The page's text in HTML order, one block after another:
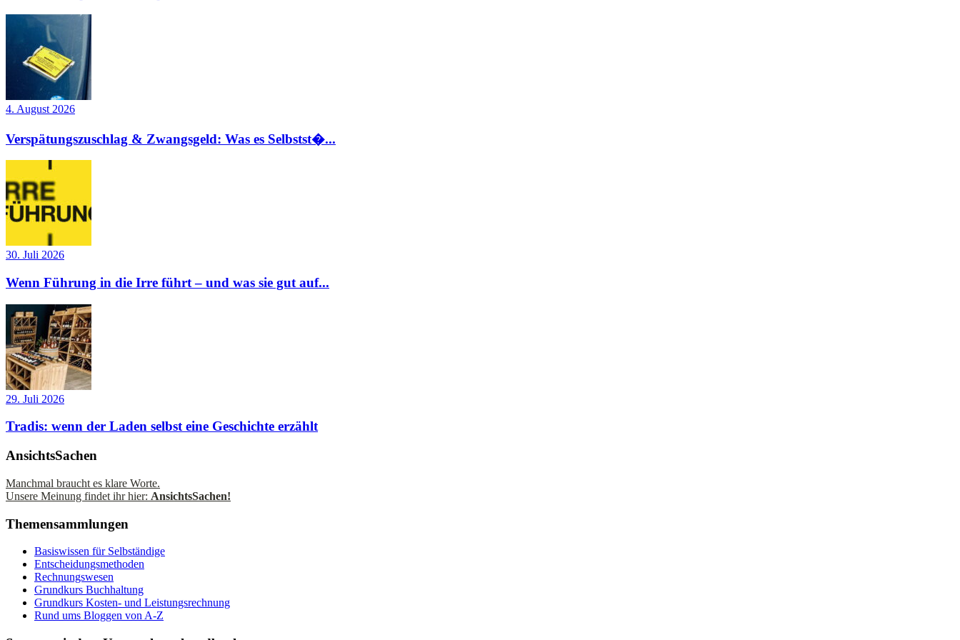
4. August 2026
Verspätungszuschlag & Zwangsgeld: Was es Selbstst�...
30. Juli 2026
Wenn Führung in die Irre führt – und was sie gut auf...
29. Juli 2026
Tradis: wenn der Laden selbst eine Geschichte erzählt
AnsichtsSachen
Manchmal braucht es klare Worte.
Unsere Meinung findet ihr hier: AnsichtsSachen!
Themensammlungen
Basiswissen für Selbständige
Entscheidungsmethoden
Rechnungswesen
Grundkurs Buchhaltung
Grundkurs Kosten- und Leistungsrechnung
Rund ums Bloggen von A-Z